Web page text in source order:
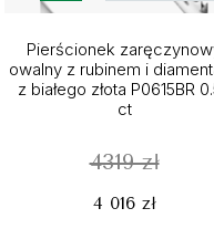
Pierścionek
owalny z rubinem i
z białego złota P0615BR
ct
4319 zł
4 016 zł